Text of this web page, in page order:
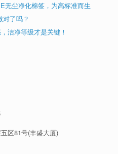
无尘净化棉签，为高标准而生
了吗？
洁净等级才是关键！
区81号(丰盛大厦)